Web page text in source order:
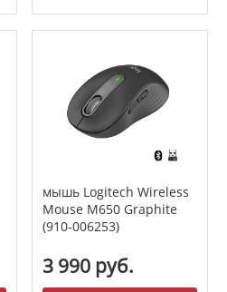
мышь Logitech Wireless
Mouse M650 Graphite
(910-006253)
3 990 руб.